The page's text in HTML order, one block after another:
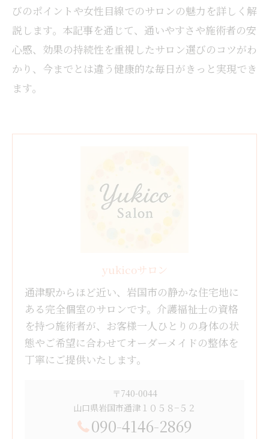
びのポイントや女性目線でのサロンの魅力を詳しく解
説します。本記事を通じて、通いやすさや施術者の安
心感、効果の持続性を重視したサロン選びのコツがわ
かり、今までとは違う健康的な毎日がきっと実現でき
ます。
yukicoサロン
通津駅からほど近い、岩国市の静かな住宅地に
ある完全個室のサロンです。介護福祉士の資格
を持つ施術者が、お客様一人ひとりの身体の状
態やご希望に合わせてオーダーメイドの整体を
丁寧にご提供いたします。
〒740-0044
山口県岩国市通津１０５８−５２
090-4146-2869